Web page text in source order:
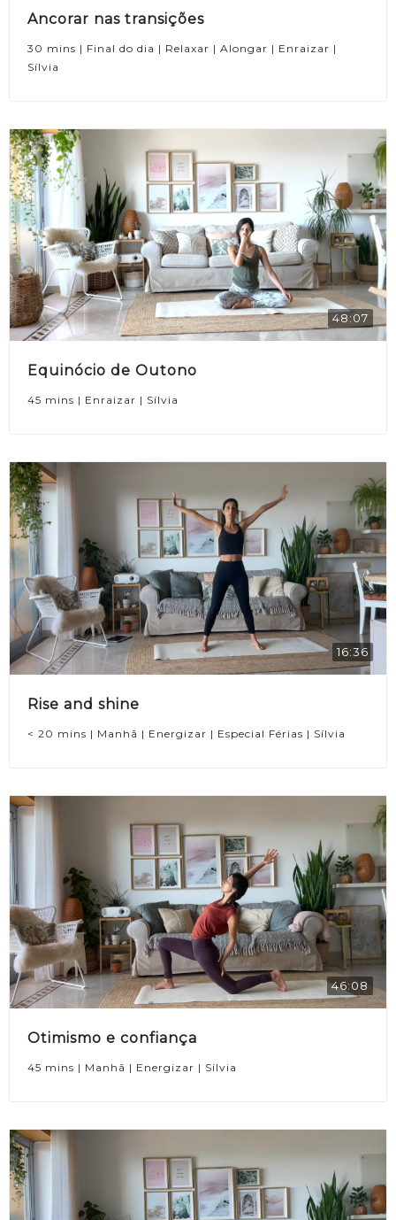
Ancorar nas transições
30 mins | Final do dia | Relaxar | Alongar | Enraizar |
Sílvia
48:07
Equinócio de Outono
45 mins | Enraizar | Sílvia
16:36
Rise and shine
< 20 mins | Manhã | Energizar | Especial Férias | Sílvia
46:08
Otimismo e confiança
45 mins | Manhã | Energizar | Sílvia